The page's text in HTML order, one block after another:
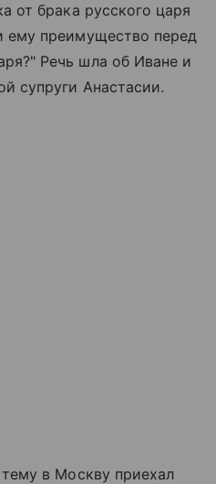
от брака русского царя
ему преимущество перед
Речь шла об Иване и
супруги Анастасии.
в Москву приехал